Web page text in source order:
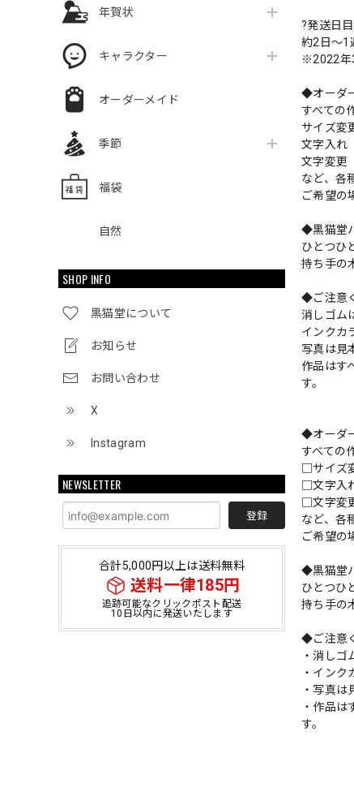
年賀状
キャラクター
オーダーメイド
季節
福袋
自然
SHOP INFO
黒猫堂について
お知らせ
お問い合わせ
X
Instagram
NEWSLETTER
登録
合計5,000円以上は送料無料
送料一律185円
追跡可能なクリックポスト配送
10日以内に発送いたします
?発送日
約2日〜1
※2022年
◆オーダ
すべての
サイズ
文字入れ
文字変更
など、各
ご希望の
◆黒猫堂
ひとつひ
持ち手の
◆ご注意
消しゴム
インクカ
写真は見
作品はす
す。
◆オーダ
すべての
□サイズ
□文字入
□文字変
など、各
ご希望の
◆黒猫堂
ひとつひ
持ち手の
◆ご注意
・消しゴ
・インク
・写真は
・作品
す。